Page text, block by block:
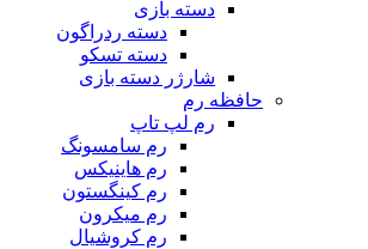
دسته بازی
دسته ردراگون
دسته تسکو
شارژر دسته بازی
حافظه رم
رم لپ تاپ
رم سامسونگ
رم هاینیکس
رم کینگستون
رم میکرون
رم کروشیال